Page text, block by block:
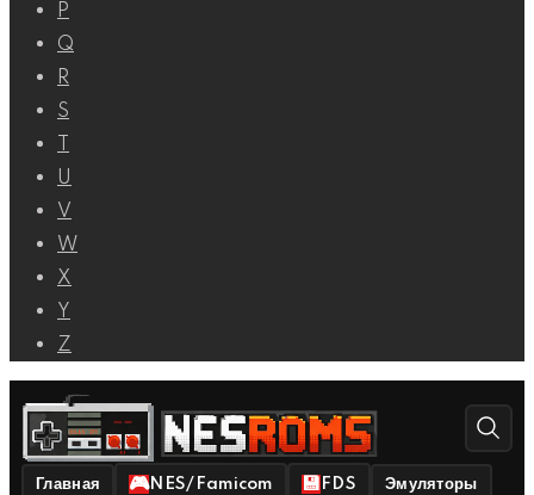
P
Q
R
S
U
V
W
X
Y
Z
Главная NES/Famicom FDS Эмуляторы